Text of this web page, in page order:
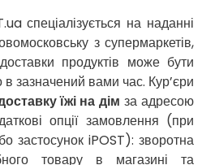
спеціалізується на наданні
з супермаркетів,
продуктів може бути
зазначений вами час. Кур’єри
їжі на дім за адресою
опції замовлення (при
застосунок iPOST): зворотна
товару в магазині та